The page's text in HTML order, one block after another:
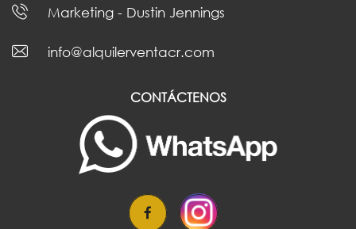
Marketing - Dustin Jennings
info@alquilerventacr.com
CONTÁCTENOS